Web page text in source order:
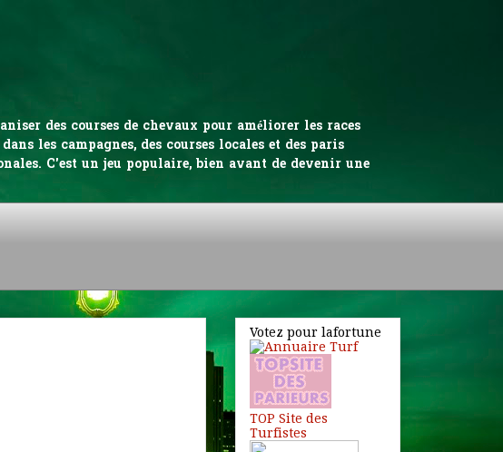
des courses de chevaux pour améliorer les races
les campagnes, des courses locales et des paris
C'est un jeu populaire, bien avant de devenir une
Votez pour lafortune
TOP Site des
Turfistes